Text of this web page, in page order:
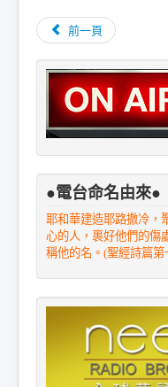
前一頁
●電台命名由來●
耶和華建造耶路撒冷，
心的人，裹好他們的傷
稱他的名。(聖經詩篇